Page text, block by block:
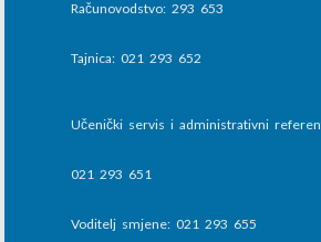
Računovodstvo: 293 653
Tajnica: 021 293 652
Učenički servis i administrativni
021 293 651
Voditelj smjene: 021 293 655